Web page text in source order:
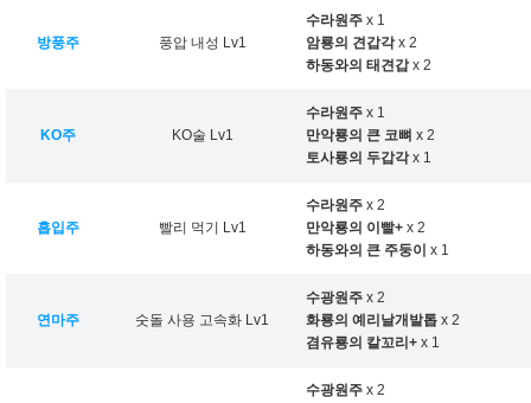
방풍주 풍압 내성 Lv1
수라원주 x 1
암룡의 견갑각x 2
하동와의 태견갑x 2
KO주 KO술 Lv1
수라원주 x 1
만악룡의 큰 코뼈 x 2
토사룡의 두갑각x 1
흡입주 빨리 먹기 Lv1
수라원주 x 2
만악룡의 이빨+ x 2
하동와의 큰 주둥이 x 1
연마주 숫돌 사용 고속화 Lv1
수광원주 x 2
화룡의 예리날개발톱 x 2
겸유룡의 칼꼬리+ x 1
수광원주 x 2